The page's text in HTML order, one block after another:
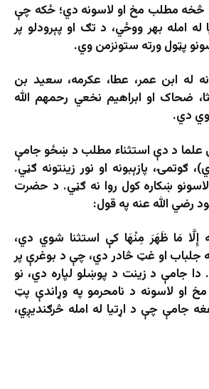
څخه مطلب مخ او لاسونه دي؛ ځکه چې
له امله بهر ووځي، د تګ او پېرودلو پر
پټول ورته ستونزمن وي.
له ابن عمر، عطا، عکرمه، سعید بن
ضحاک او ابراهیم نخعي رحمهم الله
دي.
علما د دې استثناء مطلب د ښځو جامې
ګوتمۍ، پازېبونه او نور زینتونه ګڼي.
ښکاره کول روا نه ګڼي. د حضرت
رضي الله عنه په قول:
مَا ظَهَرَ مِنْهَا کې استثنا شوي دي،
جلباب او غټ څادر دي، چې د بوغرې پر
دا جامې د زینت د پوښلو لپاره دي، نو
او لاسونه د نامحرمو په وړاندې پټ
جامې چې د اړتیا له امله څرګندیږي،